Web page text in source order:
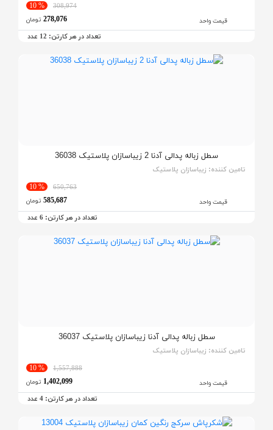
قیمت واحد
308,974
% 10
278,076 تومان
تعداد در هر کارتن: 12 عدد
سطل زباله پدالی آدنا 2 زیباسازان پلاستیک 36038
تامین کننده: زیباسازان پلاستیک
قیمت واحد
650,763
% 10
585,687 تومان
تعداد در هر کارتن: 6 عدد
سطل زباله پدالی آدنا زیباسازان پلاستیک 36037
تامین کننده: زیباسازان پلاستیک
قیمت واحد
1,557,888
% 10
1,402,099 تومان
تعداد در هر کارتن: 4 عدد